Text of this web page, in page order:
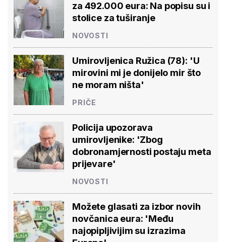
za 492.000 eura: Na popisu su i
stolice za tuširanje
NOVOSTI
Umirovljenica Ružica (78): 'U
mirovini mi je donijelo mir što
ne moram ništa'
PRIČE
Policija upozorava
umirovljenike: 'Zbog
dobronamjernosti postaju meta
prijevare'
NOVOSTI
Možete glasati za izbor novih
novčanica eura: 'Među
najopipljivijim su izrazima